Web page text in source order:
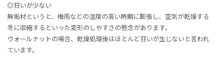
◎狂いが少ない
無垢材というと、梅雨などの湿度の高い時期に膨張し、空気が乾燥する
冬に収縮するといった変形のしやすさの懸念があります。
ウォールナットの場合、乾燥処理後はほとんど狂いが生じないと言われ
ています。